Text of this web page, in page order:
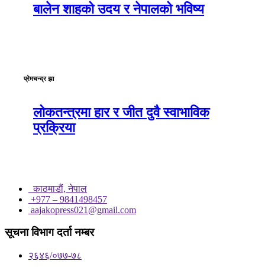
बालेन शाहको उदय र नेपालको भविष्य
प्रेमचन्द्र झा
लोकतन्त्रमा हार र जीत दुवै स्वाभाविक
प्रक्रिया
काठमाडाैं, नेपाल
+977 – 9841498457
aajakopress021@gmail.com
सूचना विभाग दर्ता नम्बर
२६४६/०७७-७८